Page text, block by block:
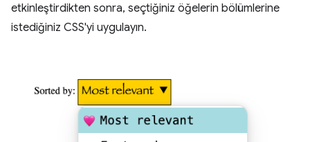
etkinleştirdikten sonra, seçtiğiniz öğelerin bölümlerine
istediğiniz CSS'yi uygulayın.